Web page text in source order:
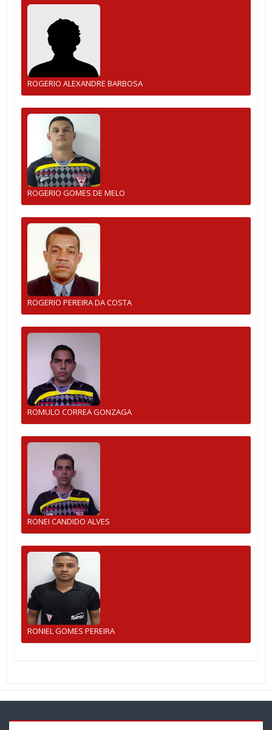
ROGERIO ALEXANDRE BARBOSA
ROGERIO GOMES DE MELO
ROGERIO PEREIRA DA COSTA
ROMULO CORREA GONZAGA
RONEI CANDIDO ALVES
RONIEL GOMES PEREIRA